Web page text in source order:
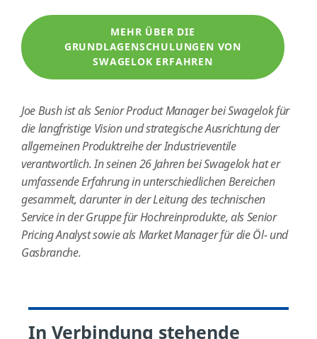
MEHR ÜBER DIE
GRUNDLAGENSCHULUNGEN VON
SWAGELOK ERFAHREN
Joe Bush ist als Senior Product Manager bei Swagelok für
die langfristige Vision und strategische Ausrichtung der
allgemeinen Produktreihe der Industrieventile
verantwortlich. In seinen 26 Jahren bei Swagelok hat er
umfassende Erfahrung in unterschiedlichen Bereichen
gesammelt, darunter in der Leitung des technischen
Service in der Gruppe für Hochreinprodukte, als Senior
Pricing Analyst sowie als Market Manager für die Öl- und
Gasbranche.
In Verbindung stehende